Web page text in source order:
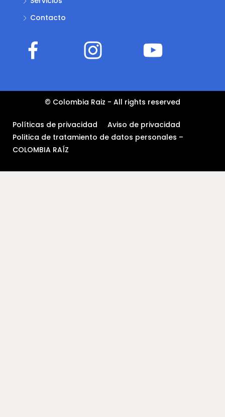
Contacto
© Colombia Raiz - All rights reserved
Políticas de privacidad
Aviso de privacidad
Politica de tratamiento de datos personales –
COLOMBIA RAÍZ